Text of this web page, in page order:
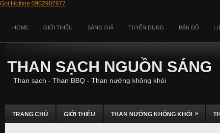
Gọi Hotline 0902907977
HOME GIỚI THIỆU BẢNG GIÁ TUYỂN DỤNG BẢN ĐỒ
THAN SẠCH NGUỒN SÁNG
Than sạch - Than BBQ - Than nướng không khói
TRANG CHỦ GIỚI THIỆU THAN NƯỚNG KHÔNG KHÓI »